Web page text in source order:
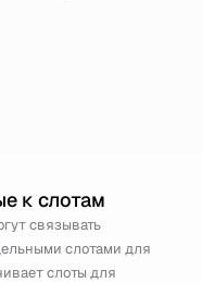
к слотам
связывать
слотами для
слоты для